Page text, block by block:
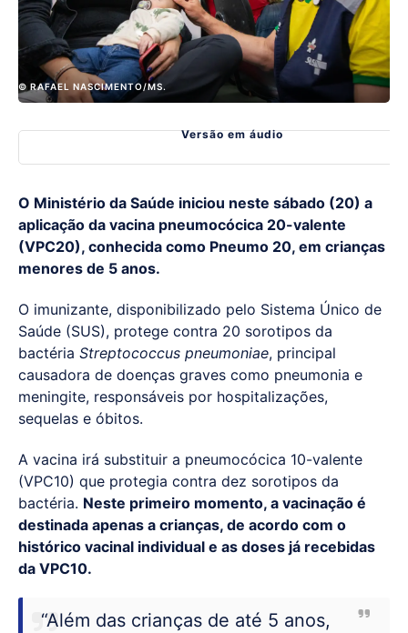
© RAFAEL NASCIMENTO/MS.
Versão em áudio
O Ministério da Saúde iniciou neste sábado (20) a
aplicação da vacina pneumocócica 20-valente
(VPC20), conhecida como Pneumo 20, em crianças
menores de 5 anos.
O imunizante, disponibilizado pelo Sistema Único de
Saúde (SUS), protege contra 20 sorotipos da
bactéria Streptococcus pneumoniae, principal
causadora de doenças graves como pneumonia e
meningite, responsáveis por hospitalizações,
sequelas e óbitos.
A vacina irá substituir a pneumocócica 10-valente
(VPC10) que protegia contra dez sorotipos da
bactéria. Neste primeiro momento, a vacinação é
destinada apenas a crianças, de acordo com o
histórico vacinal individual e as doses já recebidas
da VPC10.
“Além das crianças de até 5 anos,